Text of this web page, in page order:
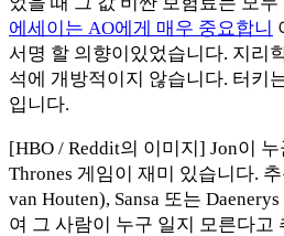
에세이는 AO에게 매우 중요합니
서명 할 의향이있었습니다. 지리
석에 개방적이지 않습니다. 터키
입니다.
[HBO / Reddit의 이미지] Jon이
Thrones 게임이 재미 있습니다.
van Houten), Sansa 또는
여 그 사람이 누구 일지 모른다고